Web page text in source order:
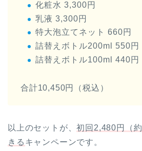
化粧水 3,300円
乳液 3,300円
特大泡立てネット 660円
詰替えボトル200ml 550円
詰替えボトル100ml 440円
合計10,450円（税込）
以上のセットが、初回2,480円（
きる キャンペーンです。